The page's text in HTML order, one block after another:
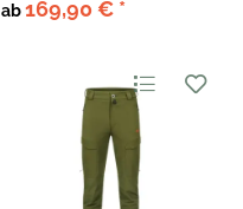
ab169,90 € *